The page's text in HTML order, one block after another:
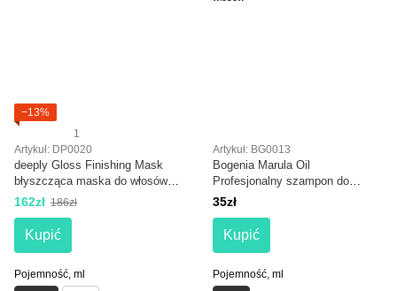
−13%
1
Artykuł: DP0020
deeply Gloss Finishing Mask
błyszcząca maska do włosów
1000 ml
162zł 186zł
Kupić
Pojemność, ml
Artykuł: BG0013
Bogenia Marula Oil
Profesjonalny szampon do
włosów Bogenia Marula Oil
włosów
35zł
Kupić
Pojemność, ml